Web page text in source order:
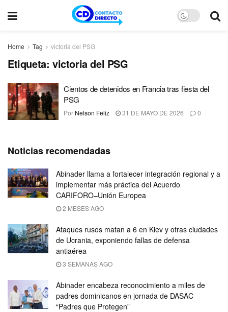
Home Tag victoria del PSG
Etiqueta: victoria del PSG
Cientos de detenidos en Francia tras fiesta del
PSG
Por Nelson Feliz 31 DE MAYO DE 2026 0
Noticias recomendadas
Abinader llama a fortalecer integración regional y a
implementar más práctica del Acuerdo
CARIFORO–Unión Europea
2 MESES AGO
Ataques rusos matan a 6 en Kiev y otras ciudades
de Ucrania, exponiendo fallas de defensa
antiaérea
3 SEMANAS AGO
Abinader encabeza reconocimiento a miles de
padres dominicanos en jornada de DASAC
“Padres que Protegen”